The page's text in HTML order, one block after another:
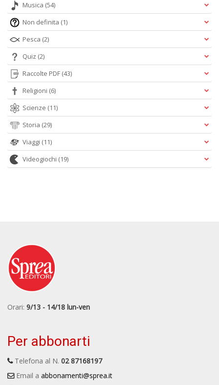
Musica (54)
Non definita (1)
Pesca (2)
Quiz (2)
Raccolte PDF (43)
Religioni (6)
Scienze (11)
Storia (29)
Viaggi (11)
Videogiochi (19)
Orari: 9/13 - 14/18 lun-ven
Per abbonarti
Telefona al N. 02 87168197
Email a abbonamenti@sprea.it